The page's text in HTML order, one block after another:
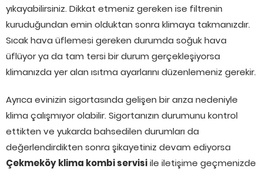
yıkayabilirsiniz. Dikkat etmeniz gereken ise filtrenin
kuruduğundan emin olduktan sonra klimaya takmanızdır.
Sıcak hava üflemesi gereken durumda soğuk hava
üflüyor ya da tam tersi bir durum gerçekleşiyorsa
klimanızda yer alan ısıtma ayarlarını düzenlemeniz gerekir.
Ayrıca evinizin sigortasında gelişen bir arıza nedeniyle
klima çalışmıyor olabilir. Sigortanızın durumunu kontrol
ettikten ve yukarda bahsedilen durumları da
değerlendirdikten sonra şikayetiniz devam ediyorsa
Çekmeköy klima kombi servisiile iletişime geçmenizde